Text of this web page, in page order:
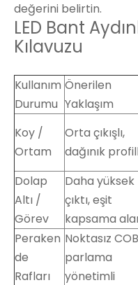
değerini belirtin.
LED Bant
Kılavuzu
Kullanım
Durumu
Önerilen
Yaklaşım
Koy /
Ortam
Orta çıkışlı,
dağınık
Dolap
Altı /
Görev
Daha yüksek
çıktı, eşit
kapsama
Peraken
de
Rafları
Noktasız
parlama
yönetimli